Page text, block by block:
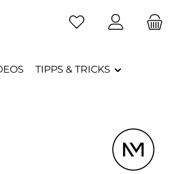
Du hast 0 Produkte
TIPPS & TRICKS